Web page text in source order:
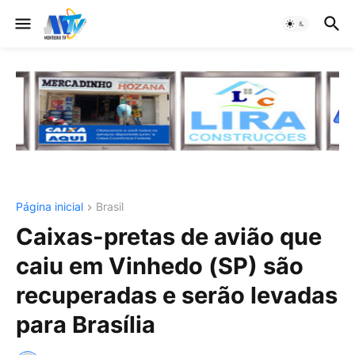
Página inicial Brasil
Caixas-pretas de avião que
caiu em Vinhedo (SP) são
recuperadas e serão levadas
para Brasília